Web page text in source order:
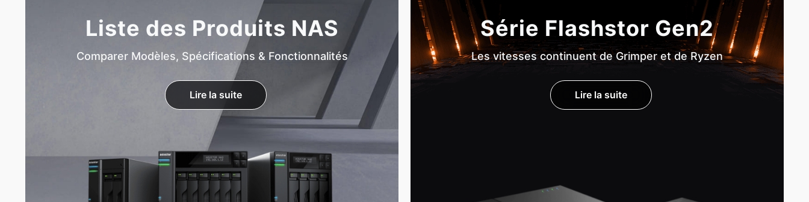
Liste des Produits NAS
Comparer Modèles, Spécifications & Fonctionnalités
Lire la suite
Série Flashstor Gen2
Les vitesses continuent de Grimper et de Ryzen
Lire la suite